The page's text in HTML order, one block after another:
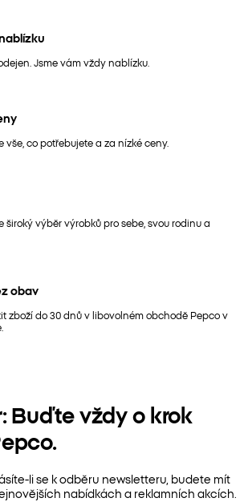
Jsme vám vždy nablízku.
vše, co potřebujete a za nízké ceny.
široký výběr výrobků pro sebe, svou rodinu a
obav
zboží do 30 dnů v libovolném obchodě Pepco v
Buďte vždy o krok
li se k odběru newsletteru, budete mít
nabídkách a reklamních akcích.